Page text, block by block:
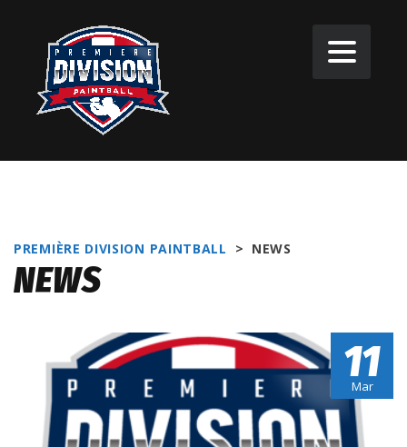
PREMIÈRE DIVISION PAINTBALL > NEWS
NEWS
11
Mar